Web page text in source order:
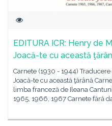
EDITURA ICR: Henry de
Joacă-te cu această
Carnete (1930 - 1944)
Joacă-te cu această ţărână
limba franceză de Ileana
1965, 1966, 1967 Carnete fără